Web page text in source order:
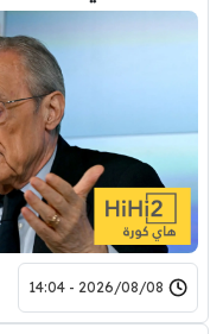
2026/08/08 - 14:04